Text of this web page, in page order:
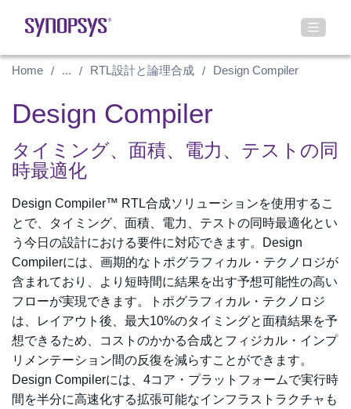
Home ... RTL設計と論理合成 Design Compiler
Design Compiler
タイミング、面積、電力、テストの同
時最適化
Design Compiler™ RTL合成ソリューションを使用するこ
とで、タイミング、面積、電力、テストの同時最適化とい
う今日の設計における要件に対応できます。Design
Compilerには、画期的なトポグラフィカル・テクノロジが
含まれており、より短時間に結果を出す予想可能性の高い
フローが実現できます。トポグラフィカル・テクノロジ
は、レイアウト後、最大10%のタイミングと面積結果を予
想できるため、コストのかかる合成とフィジカル・インプ
リメンテーション間の反復を減らすことができます。
Design Compilerには、4コア・プラットフォームで実行時
間を半分に高速化する拡張可能なインフラストラクチャも